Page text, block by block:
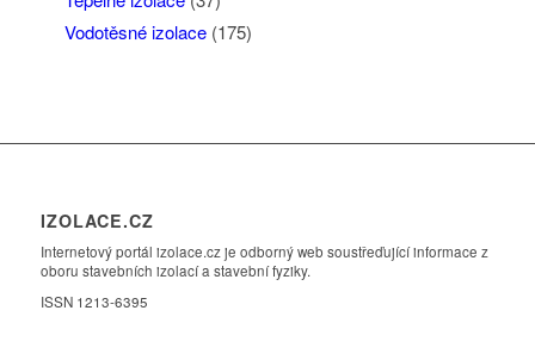
Vodotěsné izolace(175)
IZOLACE.CZ
Internetový portál izolace.cz je odborný web soustřeďující informace z
oboru stavebních izolací a stavební fyziky.
ISSN 1213-6395